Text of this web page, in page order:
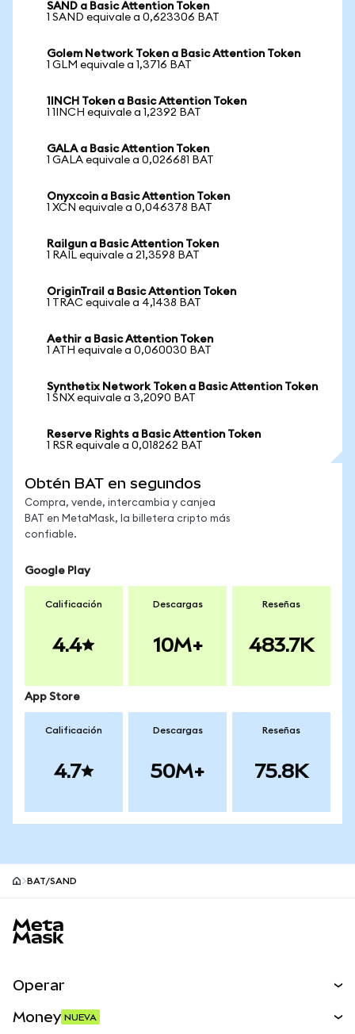
SAND a Basic Attention Token
1 SAND equivale a 0,623306 BAT
Golem Network Token a Basic Attention Token
1 GLM equivale a 1,3716 BAT
1INCH Token a Basic Attention Token
1 1INCH equivale a 1,2392 BAT
GALA a Basic Attention Token
1 GALA equivale a 0,026681 BAT
Onyxcoin a Basic Attention Token
1 XCN equivale a 0,046378 BAT
Railgun a Basic Attention Token
1 RAIL equivale a 21,3598 BAT
OriginTrail a Basic Attention Token
1 TRAC equivale a 4,1438 BAT
Aethir a Basic Attention Token
1 ATH equivale a 0,060030 BAT
Synthetix Network Token a Basic Attention Token
1 SNX equivale a 3,2090 BAT
Reserve Rights a Basic Attention Token
1 RSR equivale a 0,018262 BAT
Obtén BAT en segundos
Compra, vende, intercambia y canjea
BAT en MetaMask, la billetera cripto más
confiable.
Google Play
Calificación
4.4
Descargas
10M+
Reseñas
483.7K
App Store
Calificación
4.7
Descargas
50M+
Reseñas
75.8K
BAT/SAND
Operar
Money NUEVA